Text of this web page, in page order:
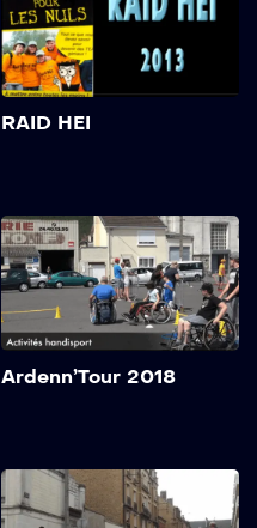
RAID HEI
Ardenn’Tour 2018